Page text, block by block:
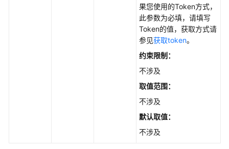
果您使用的Token方式，
此参数为必填，请填写
Token的值，获取方式请
参见获取token。
约束限制：
不涉及
取值范围：
不涉及
默认取值：
不涉及